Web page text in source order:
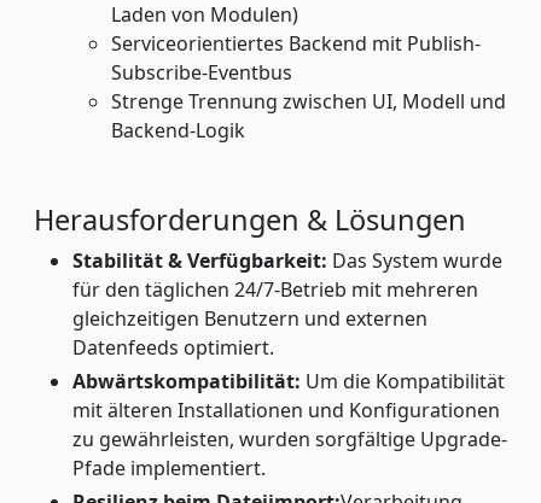
Laden von Modulen)
Serviceorientiertes Backend mit Publish-
Subscribe-Eventbus
Strenge Trennung zwischen UI, Modell und
Backend-Logik
Herausforderungen & Lösungen
Stabilität & Verfügbarkeit: Das System wurde
für den täglichen 24/7-Betrieb mit mehreren
gleichzeitigen Benutzern und externen
Datenfeeds optimiert.
Abwärtskompatibilität: Um die Kompatibilität
mit älteren Installationen und Konfigurationen
zu gewährleisten, wurden sorgfältige Upgrade-
Pfade implementiert.